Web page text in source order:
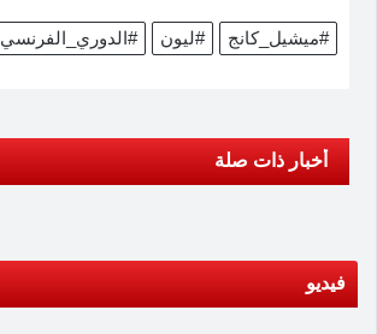
#الدوري_الفرنسي #ليون #ميشيل_كانج
أخبار ذات صلة
فيديو